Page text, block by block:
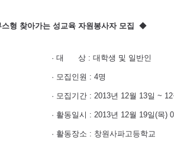
형 찾아가는 성교육 자원봉사자 모집
◆
· 대 상 : 대학생 및 일반인
집인원 : 4명
기간 : 2013년 12월 13일 ~ 12월
일시 : 2013년 12월 19일(목)
장소 : 창원사파고등학교